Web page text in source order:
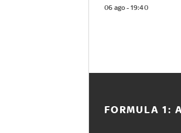
06 ago - 19:40
FORMULA 1: